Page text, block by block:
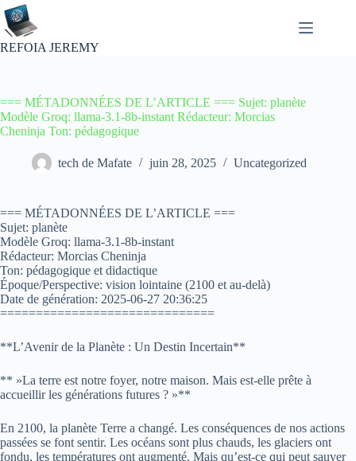
Passer
au
contenu
REFOIA JEREMY
=== MÉTADONNÉES DE L’ARTICLE === Sujet: planète
Modèle Groq: llama-3.1-8b-instant Rédacteur: Morcias
Cheninja Ton: pédagogique
tech de Mafate juin 28, 2025 Uncategorized
=== MÉTADONNÉES DE L’ARTICLE ===
Sujet: planète
Modèle Groq: llama-3.1-8b-instant
Rédacteur: Morcias Cheninja
Ton: pédagogique et didactique
Époque/Perspective: vision lointaine (2100 et au-delà)
Date de génération: 2025-06-27 20:36:25
==============================
**L’Avenir de la Planète : Un Destin Incertain**
** »La terre est notre foyer, notre maison. Mais est-elle prête à
accueillir les générations futures ? »**
En 2100, la planète Terre a changé. Les conséquences de nos actions
passées se font sentir. Les océans sont plus chauds, les glaciers ont
fondu, les températures ont augmenté. Mais qu’est-ce qui peut sauver